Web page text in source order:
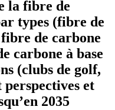
la fibre de
types (fibre de
de carbone
carbone à base
(clubs de golf,
perspectives et
2035